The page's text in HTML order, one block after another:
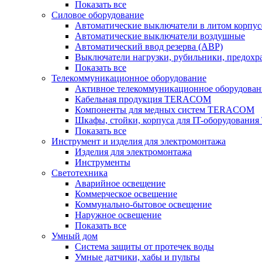
Показать все
Силовое оборудование
Автоматические выключатели в литом
Автоматические выключатели воздушные
Автоматический ввод резерва (АВР)
Выключатели нагрузки, рубильники,
Показать все
Телекоммуникационное оборудование
Активное телекоммуникационное
Кабельная продукция TERACOM
Компоненты для медных систем TERACOM
Шкафы, стойки, корпуса для IT-
Показать все
Инструмент и изделия для электромонтажа
Изделия для электромонтажа
Инструменты
Светотехника
Аварийное освещение
Коммерческое освещение
Коммунально-бытовое освещение
Наружное освещение
Показать все
Умный дом
Система защиты от протечек воды
Умные датчики, хабы и пульты